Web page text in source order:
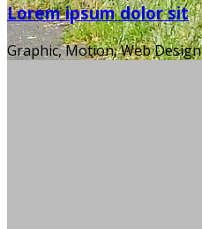
Lorem ipsum dolor sit
Graphic, Motion, Web Design